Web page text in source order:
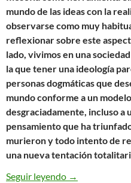
mundo de las ideas con la
observarse como muy
reflexionar sobre este
lado, vivimos en una
la que tener una ideología
personas dogmáticas que
mundo conforme a un
desgraciadamente, incluso a
pensamiento que ha
murieron y todo intento de
una nueva tentación
Seguir leyendo Reflexiones
→